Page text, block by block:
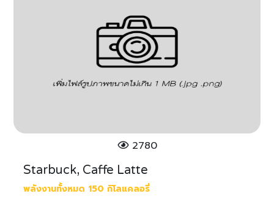
2780
Starbuck, Caffe Latte
พลังงานทั้งหมด 150 กิโลแคลอรี่